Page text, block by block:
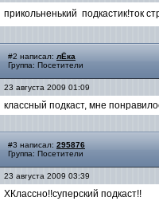
прикольненький подкастик!ток
#2 написал: лЁка
Группа: Посетители
23 августа 2009 01:09
классный подкаст, мне
#3 написал: 295876
Группа: Посетители
23 августа 2009 03:39
XКлассно!!суперский подкаст!!